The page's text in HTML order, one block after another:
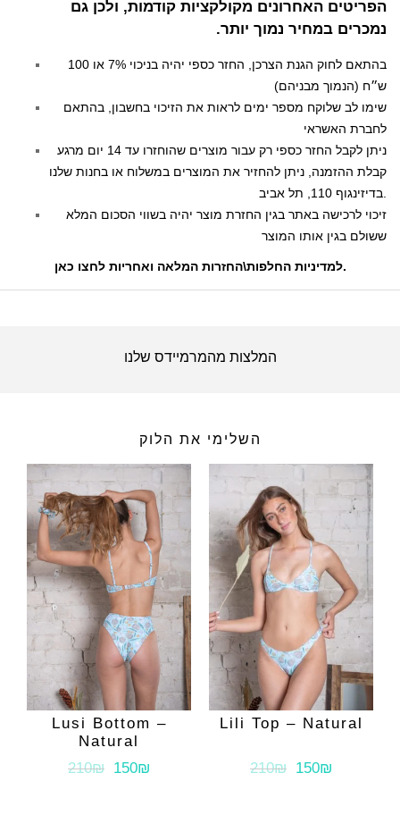
הפריטים האחרונים מקולקציות קודמות, ולכן גם
נמכרים במחיר נמוך יותר.
בהתאם לחוק הגנת הצרכן, החזר כספי יהיה בניכוי 7% או 100
ש״ח (הנמוך מבניהם)
שימו לב שלוקח מספר ימים לראות את הזיכוי בחשבון, בהתאם
לחברת האשראי
ניתן לקבל החזר כספי רק עבור מוצרים שהוחזרו עד 14 יום מרגע
קבלת ההזמנה, ניתן להחזיר את המוצרים במשלוח או בחנות שלנו
זיכוי לרכישה באתר בגין החזרת מוצר יהיה בשווי הסכום המלא
ששולם בגין אותו המוצר
למדיניות החלפות\החזרות המלאה ואחריות לחצו כאן.
המלצות מהמרמיידס שלנו
השלימי את הלוק
Lusi Bottom –
Natural
210₪ 150₪
Lili Top – Natural
210₪ 150₪